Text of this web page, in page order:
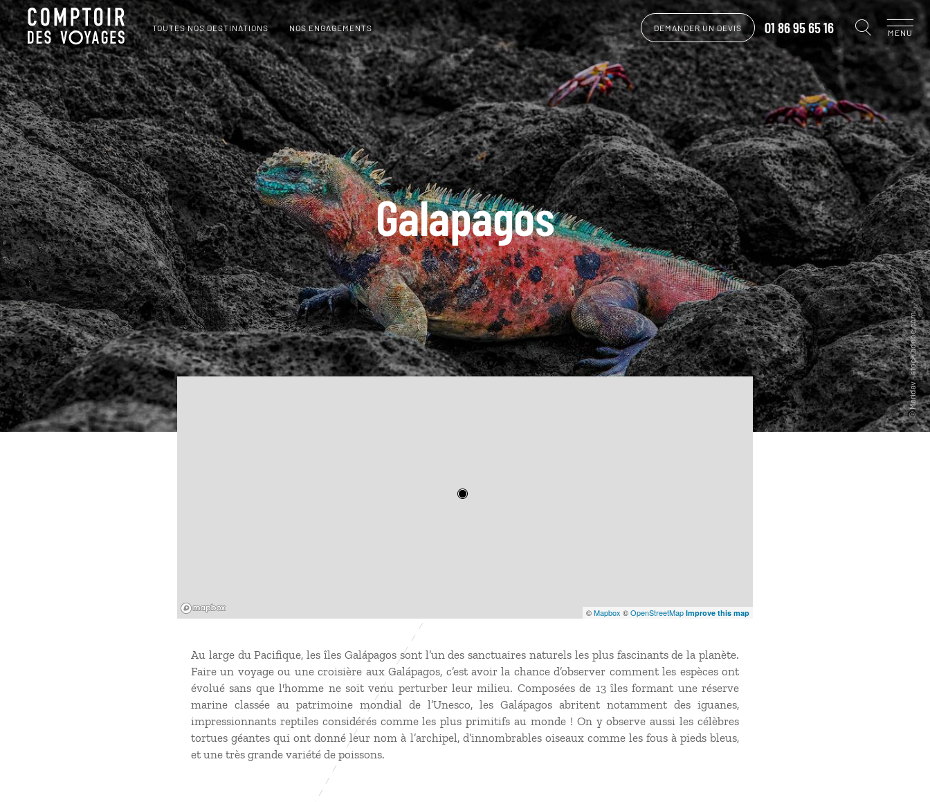
TOUTES NOS DESTINATIONS NOS ENGAGEMENTS DEMANDER UN DEVIS 01 86 95 65 16 MENU
Galapagos
©Mapbox ©OpenStreetMap Improve this map
Au large du Pacifique, les îles Galápagos sont l’un des sanctuaires naturels les plus fascinants de la planète.
Faire un voyage ou une croisière aux Galápagos, c’est avoir la chance d’observer comment les espèces ont
évolué sans que l'homme ne soit venu perturber leur milieu. Composées de 13 îles formant une réserve
marine classée au patrimoine mondial de l’Unesco, les Galápagos abritent notamment des iguanes,
impressionnants reptiles considérés comme les plus primitifs au monde ! On y observe aussi les célèbres
tortues géantes qui ont donné leur nom à l’archipel, d’innombrables oiseaux comme les fous à pieds bleus,
et une très grande variété de poissons.